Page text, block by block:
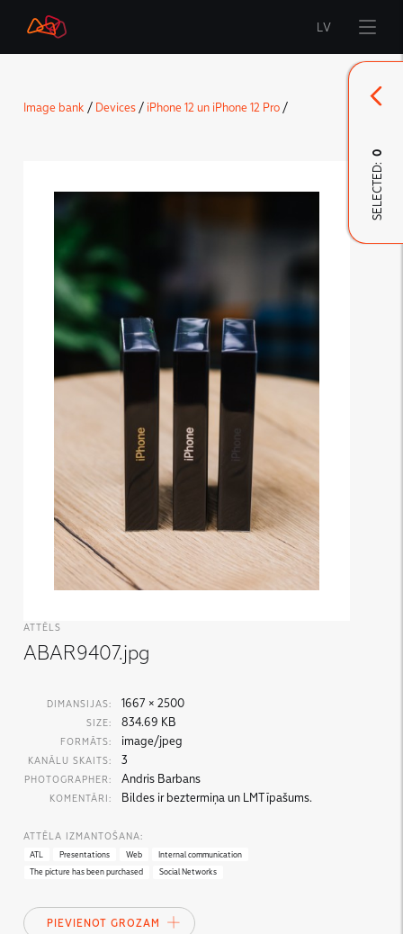
Start
LMT Defence
Developed materials
LV
Image bank / Devices/ iPhone 12 un iPhone 12 Pro/
ATTĒLS
ABAR9407.jpg
DIMANSIJAS: 1667 × 2500
SIZE: 834.69 KB
FORMĀTS: image/jpeg
KANĀLU SKAITS: 3
PHOTOGRAPHER: Andris Barbans
KOMENTĀRI: Bildes ir beztermiņa un LMT īpašums.
ATTĒLA IZMANTOŠANA:
ATL Presentations Web
Internal communication
The picture has been purchased
Social Networks
PIEVIENOT GROZAM
SELECTED:
0